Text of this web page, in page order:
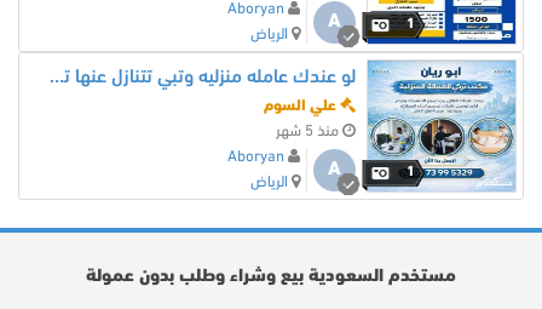
1
A
Aboryan
الرياض
1
لو عندك عامله منزليه وتبي تتنازل عنها تواصل معنا
علي السوم
منذ 5 شهر
A
Aboryan
الرياض
مستخدم السعودية بيع وشراء وطلب بدون عمولة